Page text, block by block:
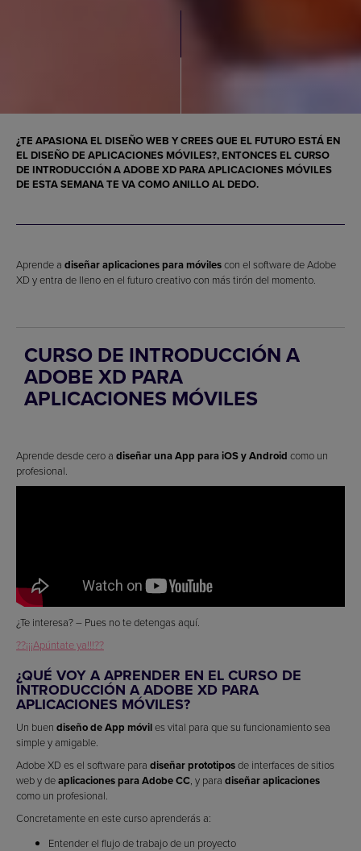
¿TE APASIONA EL DISEÑO WEB Y CREES QUE EL FUTURO ESTÁ EN
EL DISEÑO DE APLICACIONES MÓVILES?, ENTONCES ELCURSO
DE INTRODUCCIÓN A ADOBE XD PARA APLICACIONES MÓVILES
DE ESTA SEMANA TE VA COMO ANILLO AL DEDO.
Aprende a diseñar aplicaciones para móvilescon el software de Adobe
XD y entra de lleno en el futuro creativo con más tirón del momento.
CURSO DE INTRODUCCIÓN A
ADOBE XD PARA
APLICACIONES MÓVILES
Aprende desde cero a diseñar una App para iOS y Android como un
profesional.
¿Te interesa? – Pues no te detengas aquí.
??¡¡¡Apúntate ya!!!??
¿QUÉ VOY A APRENDER EN EL CURSO DE
INTRODUCCIÓN A ADOBE XD PARA
APLICACIONES MÓVILES?
Un buen diseño de App móviles vital para que su funcionamiento sea
simple y amigable.
Adobe XD es el software para diseñar prototiposde interfaces de sitios
web y deaplicaciones para Adobe CC, y para diseñar aplicaciones
como un profesional.
Concretamente en este curso aprenderás a:
Entender el flujo de trabajo de un proyecto